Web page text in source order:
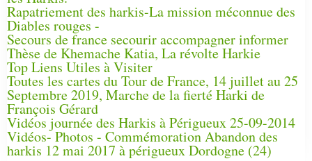
Rapatriement des harkis-La mission méconnue des
Diables rouges -
Secours de france secourir accompagner informer
Thèse de Khemache Katia, La révolte Harkie
Top Liens Utiles à Visiter
Toutes les cartes du Tour de France, 14 juillet au 25
Septembre 2019, Marche de la fierté Harki de
François Gérard
Vidéos journée des Harkis à Périgueux 25-09-2014
Vidéos- Photos - Commémoration Abandon des
harkis 12 mai 2017 à périgueux Dordogne (24)